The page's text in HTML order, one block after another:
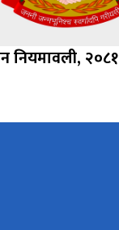
नियमावली, २०८१